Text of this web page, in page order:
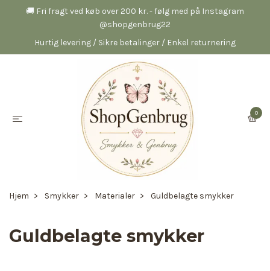
🚚 Fri fragt ved køb over 200 kr. - følg med på Instagram
@shopgenbrug22
Hurtig levering / Sikre betalinger / Enkel returnering
0
Hjem Smykker Materialer Guldbelagte smykker
Guldbelagte smykker